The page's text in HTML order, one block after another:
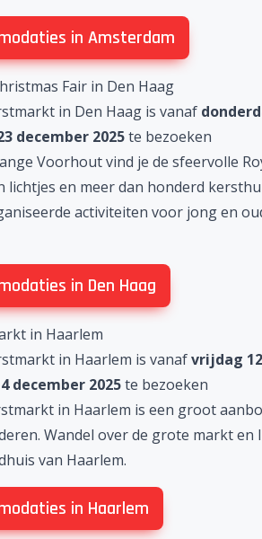
in Amsterdam
Fair in Den Haag
in Den Haag is vanaf
december 2025te bezoeken
Voorhout vind je de sfeervolle
lichtjes en meer dan honderd
activiteiten voor jong en
in Den Haag
in Haarlem
in Haarlem is vanafvrijdag
december 2025te bezoeken
in Haarlem is een groot
Wandel over de grote markt
van Haarlem.
in Haarlem